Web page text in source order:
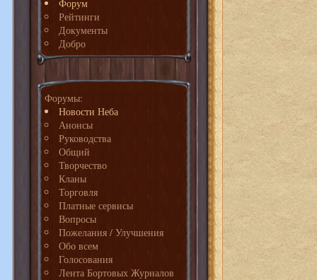
Форум
Рейтинги
Документы
Добро
Форумы:
Новости Неба
Анонсы
Руководства
Общий
Творчество
Кланы
Торговля
Платные сервисы
Вопросы
Пожелания / Улучшения
Обо всем
Голосования
Лента Бортовых Журналов